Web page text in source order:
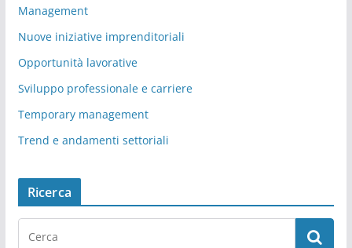
Management
Nuove iniziative imprenditoriali
Opportunità lavorative
Sviluppo professionale e carriere
Temporary management
Trend e andamenti settoriali
Ricerca